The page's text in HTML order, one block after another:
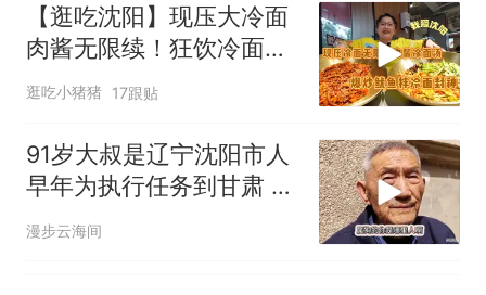
【逛吃沈阳】现压大冷面
肉酱无限续！狂饮冷面
汤！叫我冷面汤大王
逛吃小猪猪 17跟贴
91岁大叔是辽宁沈阳市人
早年为执行任务到甘肃 扎
根了
漫步云海间